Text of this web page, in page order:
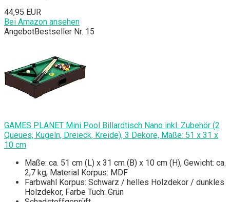
44,95 EUR
Bei Amazon ansehen
AngebotBestseller Nr. 15
GAMES PLANET Mini Pool Billardtisch Nano inkl. Zubehör (2
Queues, Kugeln, Dreieck, Kreide), 3 Dekore, Maße: 51 x 31 x
10 cm
Maße: ca. 51 cm (L) x 31 cm (B) x 10 cm (H), Gewicht: ca.
2,7 kg, Material Korpus: MDF
Farbwahl Korpus: Schwarz / helles Holzdekor / dunkles
Holzdekor, Farbe Tuch: Grün